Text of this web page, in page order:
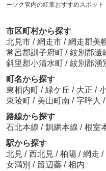
ーツク管内の紅葉おすすめスポット
市区町村から探す
北見市 / 網走市 / 網走郡美
常呂郡訓子府町 / 紋別郡遠
斜里郡小清水町 / 紋別郡湧
町名から探す
東相内町 / 緑ケ丘 / 大正 /
東陵町 / 美山町南 / 字呼人 /
路線から探す
石北本線 / 釧網本線 / 根室
駅から探す
北見 / 西北見 / 柏陽 / 網走 /
女満別 / 留辺蘂 / 相内